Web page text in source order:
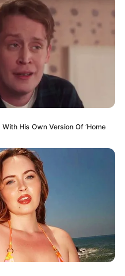
ΒΙΒΛΙΟ
His Own Version Of ‘Home